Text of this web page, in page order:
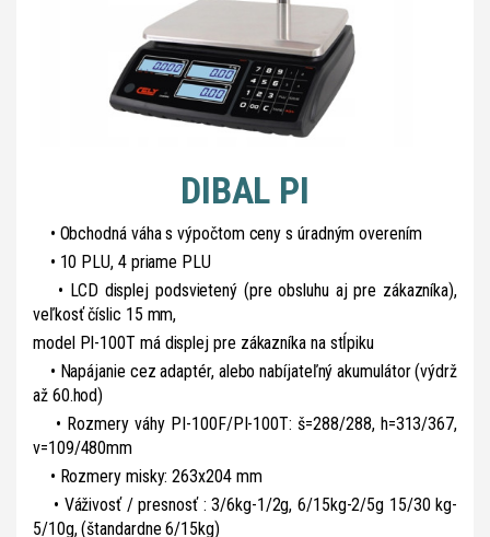
DIBAL PI
• Obchodná váha s výpočtom ceny s úradným overením
• 10 PLU, 4 priame PLU
• LCD displej podsvietený (pre obsluhu aj pre zákazníka),
veľkosť číslic 15 mm,
model PI-100T má displej pre zákazníka na stĺpiku
• Napájanie cez adaptér, alebo nabíjateľný akumulátor (výdrž
až 60.hod)
• Rozmery váhy PI-100F/PI-100T: š=288/288, h=313/367,
v=109/480mm
• Rozmery misky: 263x204 mm
• Váživosť / presnosť : 3/6kg-1/2g, 6/15kg-2/5g 15/30 kg-
5/10g, (štandardne 6/15kg)